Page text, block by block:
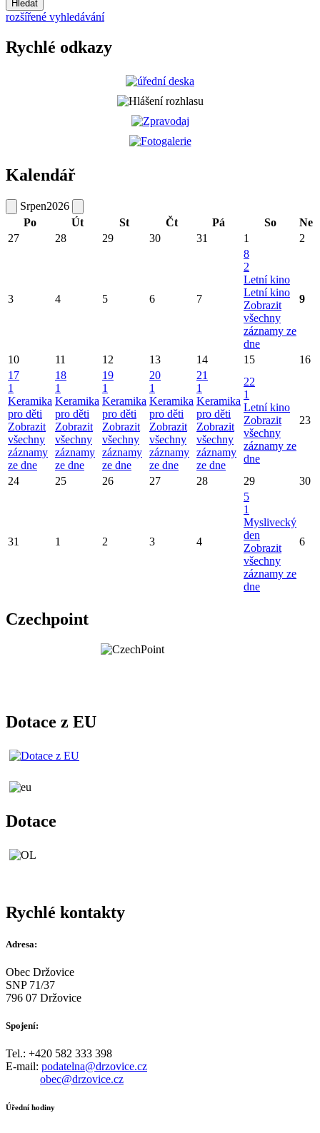
Hledat
rozšířené vyhledávání
Rychlé odkazy
Kalendář
Srpen2026
Po
Út St Čt Pá So
Ne
27
28 29 30 31 1 2
3 4 5 6 7
8
2
Letní kino
Letní kino
Zobrazit
všechny
záznamy ze
dne
9
10 11 12 13 14 15
16
17
1
Keramika
pro děti
Zobrazit
všechny
záznamy
ze dne
18
1
Keramika
pro děti
Zobrazit
všechny
záznamy
ze dne
19
1
Keramika
pro děti
Zobrazit
všechny
záznamy
ze dne
20
1
Keramika
pro děti
Zobrazit
všechny
záznamy
ze dne
21
1
Keramika
pro děti
Zobrazit
všechny
záznamy
ze dne
22
1
Letní kino
Zobrazit
všechny
záznamy ze
dne
23
24 25 26 27 28 29 30
31 1 2 3 4
5
1
Myslivecký
den
Zobrazit
všechny
záznamy ze
dne
6
Czechpoint
Dotace z EU
Dotace
Rychlé kontakty
Adresa:
Obec Držovice
SNP 71/37
796 07 Držovice
Spojení:
Tel.: +420 582 333 398
E-mail: podatelna@drzovice.cz
obec@drzovice.cz
Úřední hodiny